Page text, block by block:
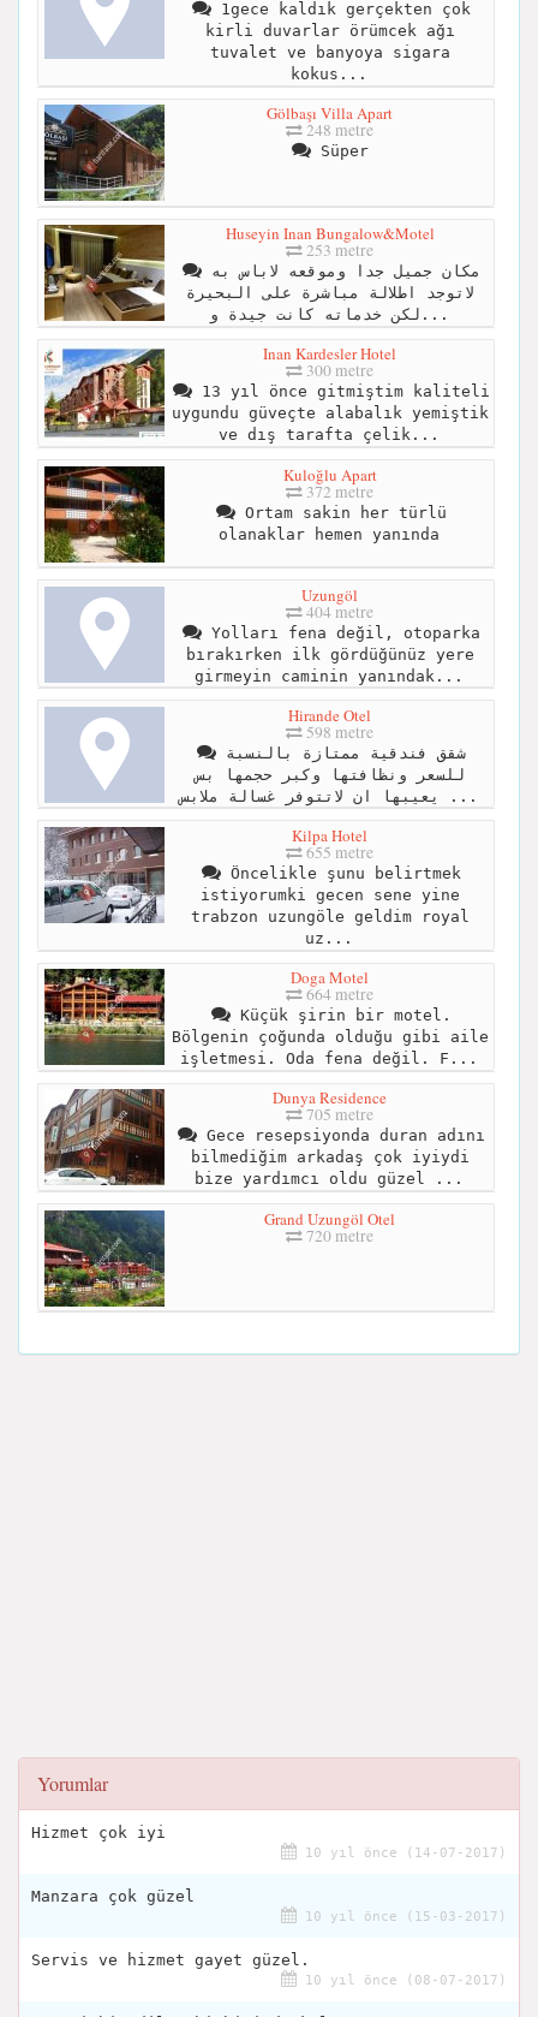
1gece kaldık gerçekten çok
kirli duvarlar örümcek ağı
tuvalet ve banyoya sigara
kokus...
Gölbaşı Villa Apart
248 metre
Süper
Huseyin Inan Bungalow&Motel
253 metre
مكان جميل جدا وموقعه لاباس به
لاتوجد اطلالة مباشرة على البحيرة
لكن خدماته كانت جيدة و...
Inan Kardesler Hotel
300 metre
13 yıl önce gitmiştim kaliteli
uygundu güveçte alabalık yemiştik
ve dış tarafta çelik...
Kuloğlu Apart
372 metre
Ortam sakin her türlü
olanaklar hemen yanında
Uzungöl
404 metre
Yolları fena değil, otoparka
bırakırken ilk gördüğünüz yere
girmeyin caminin yanındak...
Hirande Otel
598 metre
شقق فندقية ممتازة بالنسبة
للسعر ونظافتها وكبر حجمها بس
يعيبها ان لاتتوفر غسالة ملابس ...
Kilpa Hotel
655 metre
Öncelikle şunu belirtmek
istiyorumki gecen sene yine
trabzon uzungöle geldim royal
uz...
Doga Motel
664 metre
Küçük şirin bir motel.
Bölgenin çoğunda olduğu gibi aile
işletmesi. Oda fena değil. F...
Dunya Residence
705 metre
Gece resepsiyonda duran adını
bilmediğim arkadaş çok iyiydi
bize yardımcı oldu güzel ...
Grand Uzungöl Otel
720 metre
Yorumlar
Hizmet çok iyi
10 yıl önce (14-07-2017)
Manzara çok güzel
10 yıl önce (15-03-2017)
Servis ve hizmet gayet güzel.
10 yıl önce (08-07-2017)